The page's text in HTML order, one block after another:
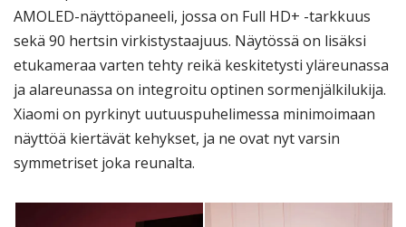
AMOLED-näyttöpaneeli, jossa on Full HD+ -tarkkuus
sekä 90 hertsin virkistystaajuus. Näytössä on lisäksi
etukameraa varten tehty reikä keskitetysti yläreunassa
ja alareunassa on integroitu optinen sormenjälkilukija.
Xiaomi on pyrkinyt uutuuspuhelimessa minimoimaan
näyttöä kiertävät kehykset, ja ne ovat nyt varsin
symmetriset joka reunalta.